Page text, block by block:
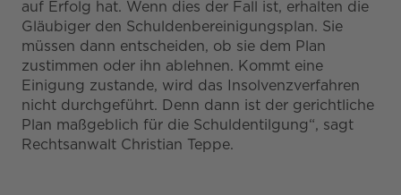
auf Erfolg hat. Wenn dies der Fall ist, erhalten die
Gläubiger den Schuldenbereinigungsplan. Sie
müssen dann entscheiden, ob sie dem Plan
zustimmen oder ihn ablehnen. Kommt eine
Einigung zustande, wird das Insolvenzverfahren
nicht durchgeführt. Denn dann ist der gerichtliche
Plan maßgeblich für die Schuldentilgung“, sagt
Rechtsanwalt Christian Teppe.